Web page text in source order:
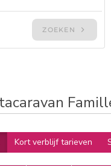
Kort verblijf tarieven